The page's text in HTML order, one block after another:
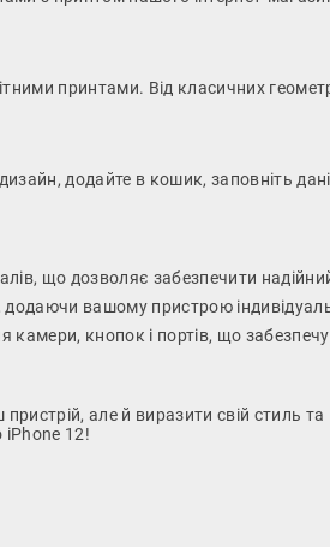
принтами. Від класичних
додайте в кошик, заповніть
що дозволяє забезпечити
додаючи вашому пристрою
камери, кнопок і портів, що
але й виразити свій стиль
iPhone 12!